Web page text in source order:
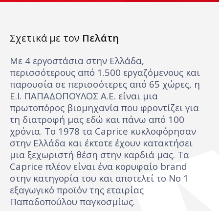
Σχετικά με τον Πελάτη
Με 4 εργοστάσια στην Ελλάδα,
περισσότερους από 1.500 εργαζόμενους και
παρουσία σε περισσότερες από 65 χώρες, η
Ε.Ι. ΠΑΠΑΔΟΠΟΥΛΟΣ Α.Ε. είναι μια
πρωτοπόρος βιομηχανία που φροντίζει για
τη διατροφή μας εδώ και πάνω από 100
χρόνια. Το 1978 τα Caprice κυκλοφόρησαν
στην Ελλάδα και έκτοτε έχουν κατακτήσει
μια ξεχωριστή θέση στην καρδιά μας. Τα
Caprice πλέον είναι ένα κορυφαίο brand
στην κατηγορία του και αποτελεί το Νο 1
εξαγωγικό προϊόν της εταιρίας
Παπαδοπούλου παγκοσμίως.